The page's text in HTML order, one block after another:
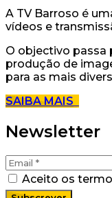
A TV Barroso é
vídeos e
O objectivo passa
produção de
para as mais
SAIBA MAIS
Newsletter
Aceito os